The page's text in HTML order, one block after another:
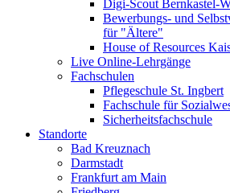
Digi-Scout Bernkastel-
Bewerbungs- und
für "Ältere"
House of Resources
Live Online-Lehrgänge
Fachschulen
Pflegeschule St. Ingbert
Fachschule für
Sicherheitsfachschule
Standorte
Bad Kreuznach
Darmstadt
Frankfurt am Main